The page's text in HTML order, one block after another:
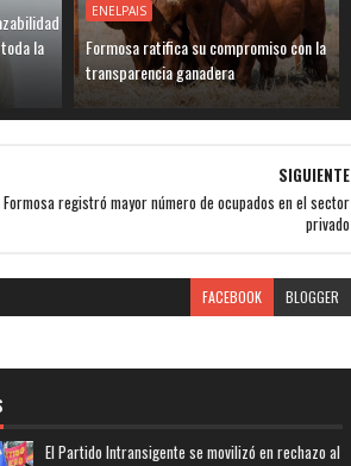
la
ENELPAIS
Formosa ratifica su compromiso con la
transparencia ganadera
SIGUIENTE
registró mayor número de ocupados en el sector
privado
FACEBOOK BLOGGER
El Partido Intransigente se movilizó en rechazo al